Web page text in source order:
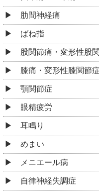
肋間神経痛
ばね指
股関節痛・変形性股
膝痛・変形性膝関節症
顎関節症
眼精疲労
耳鳴り
めまい
メニエール病
自律神経失調症